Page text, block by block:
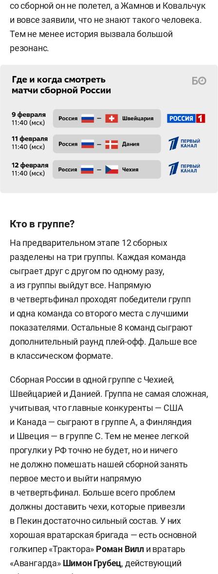
со сборной он не полетел, а Жамнов и Ковальчук
и вовсе заявили, что не знают такого человека.
Тем не менее история вызвала большой
резонанс.
Кто в группе?
На предварительном этапе 12 сборных
разделены на три группы. Каждая команда
сыграет друг с другом по одному разу,
а из группы выйдут все. Напрямую
в четвертьфинал проходят победители групп
и одна команда со второго места с лучшими
показателями. Остальные 8 команд сыграют
дополнительный раунд плей-офф. Дальше все
в классическом формате.
Сборная России в одной группе с Чехией,
Швейцарией и Данией. Группа не самая сложная,
учитывая, что главные конкуренты — США
и Канада — сыграют в группе А, а Финляндия
и Швеция — в группе С. Тем не менее легкой
прогулки у РФ точно не будет, но и ничего
не должно помешать нашей сборной занять
первое место и выйти напрямую
в четвертьфинал. Больше всего проблем
должны доставить чехи, которые привезли
в Пекин достаточно сильный состав. У них
хорошая вратарская бригада — есть основной
голкипер «Трактора» Роман Вилл и вратарь
«Авангарда» Шимон Грубец, действующий